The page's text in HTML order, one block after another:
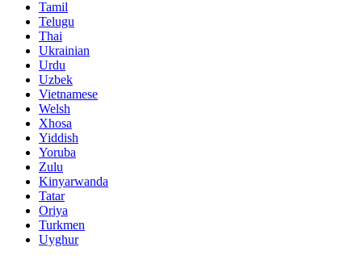
Tamil
Telugu
Thai
Ukrainian
Urdu
Uzbek
Vietnamese
Welsh
Xhosa
Yiddish
Yoruba
Zulu
Kinyarwanda
Tatar
Oriya
Turkmen
Uyghur